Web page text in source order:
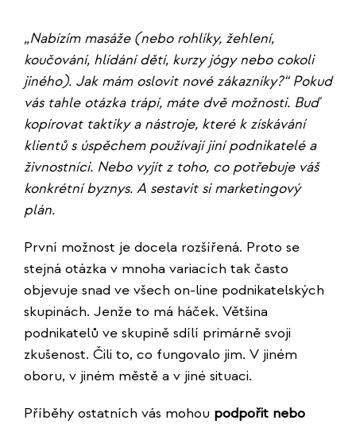
„Nabízím masáže (nebo rohlíky, žehlení,
koučování, hlídání dětí, kurzy jógy nebo cokoli
jiného). Jak mám oslovit nové zákazníky?“ Pokud
vás tahle otázka trápí, máte dvě možnosti. Buď
kopírovat taktiky a nástroje, které k získávání
klientů s úspěchem používají jiní podnikatelé a
živnostníci. Nebo vyjít z toho, co potřebuje váš
konkrétní byznys. A sestavit si marketingový
plán.
První možnost je docela rozšířená. Proto se
stejná otázka v mnoha variacích tak často
objevuje snad ve všech on-line podnikatelských
skupinách. Jenže to má háček. Většina
podnikatelů ve skupině sdílí primárně svoji
zkušenost. Čili to, co fungovalo jim. V jiném
oboru, v jiném městě a v jiné situaci.
Příběhy ostatních vás mohou podpořit nebo